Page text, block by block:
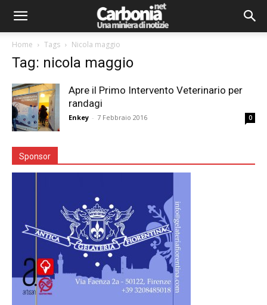
Home Tags Nicola maggio
Tag: nicola maggio
Apre il Primo Intervento Veterinario per
randagi
Enkey - 7 Febbraio 2016 0
Sponsor